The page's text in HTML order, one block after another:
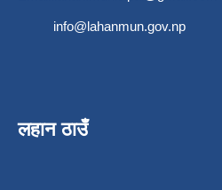
info@lahanmun.gov.np
लहान ठाउँ